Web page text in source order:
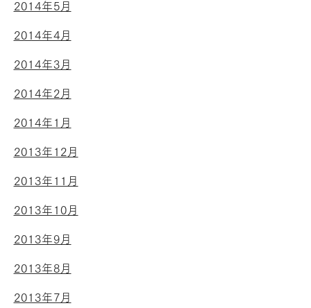
2014年5月
2014年4月
2014年3月
2014年2月
2014年1月
2013年12月
2013年11月
2013年10月
2013年9月
2013年8月
2013年7月